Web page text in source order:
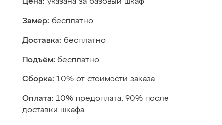
Цена: указана за базовый шкаф
Замер: бесплатно
Доставка: бесплатно
Подъём: бесплатно
Сборка: 10% от стоимости заказа
Оплата: 10% предоплата, 90% после
доставки шкафа